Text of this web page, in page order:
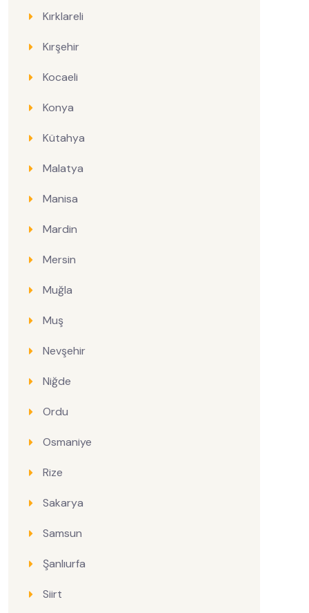
Kırklareli
Kırşehir
Kocaeli
Konya
Kütahya
Malatya
Manisa
Mardin
Mersin
Muğla
Muş
Nevşehir
Niğde
Ordu
Osmaniye
Rize
Sakarya
Samsun
Şanlıurfa
Siirt